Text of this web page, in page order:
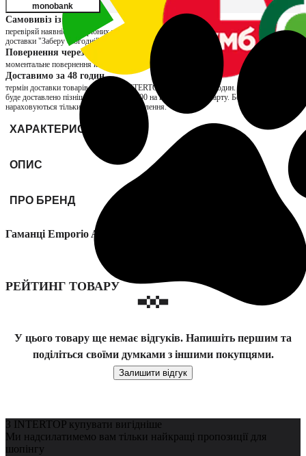
monobank
Самовивіз із магазину
перевіряй наявність потрібних товарів в улюблених магазинах, обирай спосіб
доставки "Заберу сьогодні" та сплачуй за товар вже при отриманні
Повернення через магазин
моментальне повернення коштів та можливість обміну на інший розмір
Доставимо за 48 годин
термін доставки товарів продавця INTERTOP складає до 48 годин. Якщо замовлення
буде доставлено пізніше, нарахуємо ₴200 на вашу бонусну карту. Бонуси
нараховуються тільки за отримані замовлення.
ХАРАКТЕРИСТИКИ
ОПИС
ПРО БРЕНД
Гаманці Emporio Armani модель EM000956-AF13396-UC001
РЕЙТИНГ ТОВАРУ
У цього товару ще немає відгуків. Напишіть першим та
поділіться своїми думками з іншими покупцями.
Залишити відгук
З INTERTOP купувати вигідніше
Ми надсилатимемо вам тільки найкращі пропозиції для
шопінгу